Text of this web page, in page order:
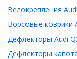
Велокрепления
Ворсовые коврики
Дефлекторы Audi
Дефлекторы